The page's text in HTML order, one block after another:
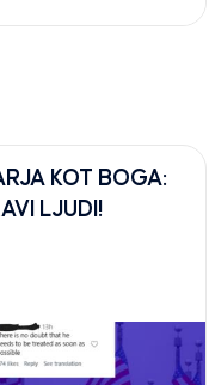
KOT BOGA:
LJUDI!